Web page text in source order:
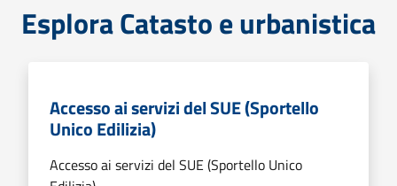
Esplora Catasto e urbanistica
Accesso ai servizi del SUE (Sportello
Unico Edilizia)
Accesso ai servizi del SUE (Sportello Unico